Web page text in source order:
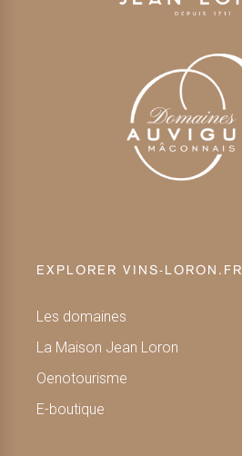
EXPLORER VINS-LORON.FR
Les domaines
La Maison Jean Loron
Oenotourisme
E-boutique